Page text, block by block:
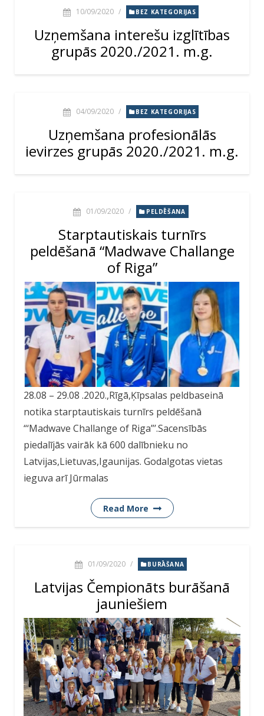
10/09/2020 / BEZ KATEGORIJAS
Uzņemšana interešu izglītības
grupās 2020./2021. m.g.
04/09/2020 / BEZ KATEGORIJAS
Uzņemšana profesionālās
ievirzes grupās 2020./2021. m.g.
01/09/2020 / PELDĒŠANA
Starptautiskais turnīrs
peldēšanā “Madwave Challange
of Riga”
28.08 – 29.08 .2020.,Rīgā,Ķīpsalas peldbaseinā
notika starptautiskais turnīrs peldēšanā
“‘Madwave Challange of Riga”’.Sacensībās
piedalījās vairāk kā 600 dalībnieku no
Latvijas,Lietuvas,Igaunijas. Godalgotas vietas
ieguva arī Jūrmalas
Read More
01/09/2020 / BURĀŠANA
Latvijas Čempionāts burāšanā
jauniešiem